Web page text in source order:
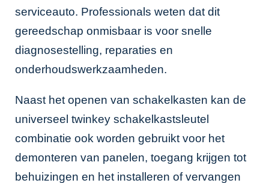
serviceauto. Professionals weten dat dit
gereedschap onmisbaar is voor snelle
diagnosestelling, reparaties en
onderhoudswerkzaamheden.
Naast het openen van schakelkasten kan de
universeel twinkey schakelkastsleutel
combinatie ook worden gebruikt voor het
demonteren van panelen, toegang krijgen tot
behuizingen en het installeren of vervangen